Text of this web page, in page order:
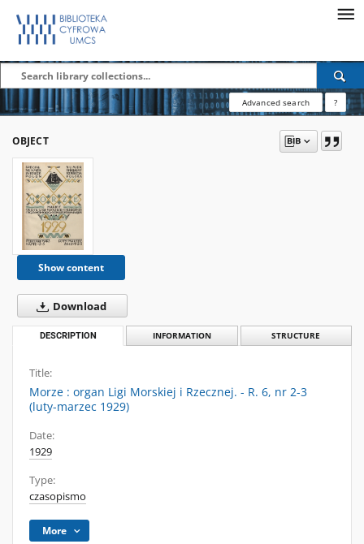
Advanced search ?
OBJECT
Show content
Download
DESCRIPTION INFORMATION STRUCTURE
Title:
Morze : organ Ligi Morskiej i Rzecznej. - R. 6, nr 2-3
(luty-marzec 1929)
Date:
1929
Type:
czasopismo
More